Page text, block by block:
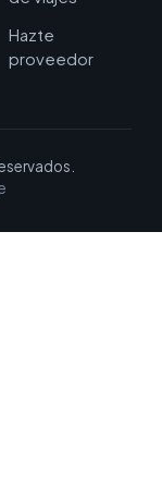
Hazte
proveedor